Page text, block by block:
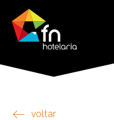
voltar